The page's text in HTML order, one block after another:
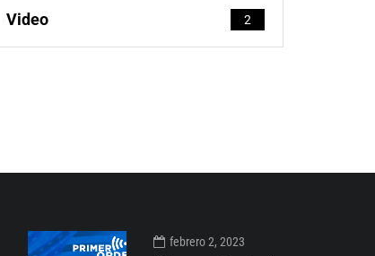
Video 2
febrero 2, 2023